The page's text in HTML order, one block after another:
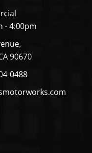
- 4:00pm
90670
0488